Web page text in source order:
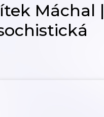
Máchal |